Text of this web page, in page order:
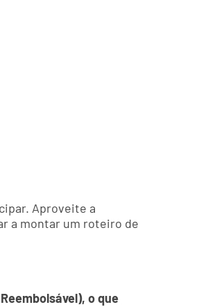
Aproveite a
a montar um roteiro de
o que